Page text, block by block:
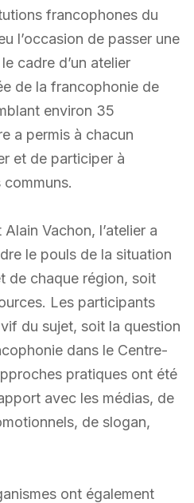
francophones du
l’occasion de passer une
cadre d’un atelier
de la francophonie de
environ 35
a permis à chacun
et de participer à
communs.
Vachon, l’atelier a
le pouls de la situation
de chaque région, soit
Les participants
du sujet, soit la question
dans le Centre-
pratiques ont été
avec les médias, de
de slogan,
ont également